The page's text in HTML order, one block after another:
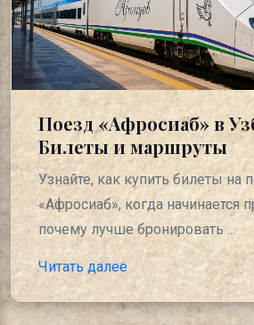
Поезд «Афросиаб» в
Билеты и маршруты
Узнайте, как купить билеты на
«Афросиаб», когда начинается
почему лучше бронировать ...
Читать далее